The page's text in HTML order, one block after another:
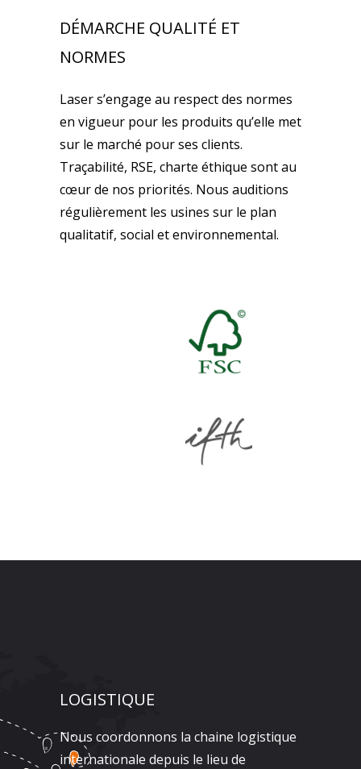
DÉMARCHE QUALITÉ ET
NORMES
Laser s’engage au respect des normes
en vigueur pour les produits qu’elle met
sur le marché pour ses clients.
Traçabilité, RSE, charte éthique sont au
cœur de nos priorités. Nous auditions
régulièrement les usines sur le plan
qualitatif, social et environnemental.
LOGISTIQUE
Nous coordonnons la chaine logistique
internationale depuis le lieu de